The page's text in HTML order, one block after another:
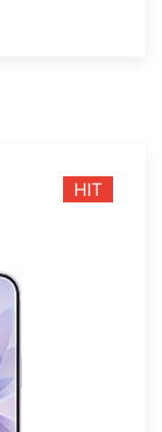
HIT